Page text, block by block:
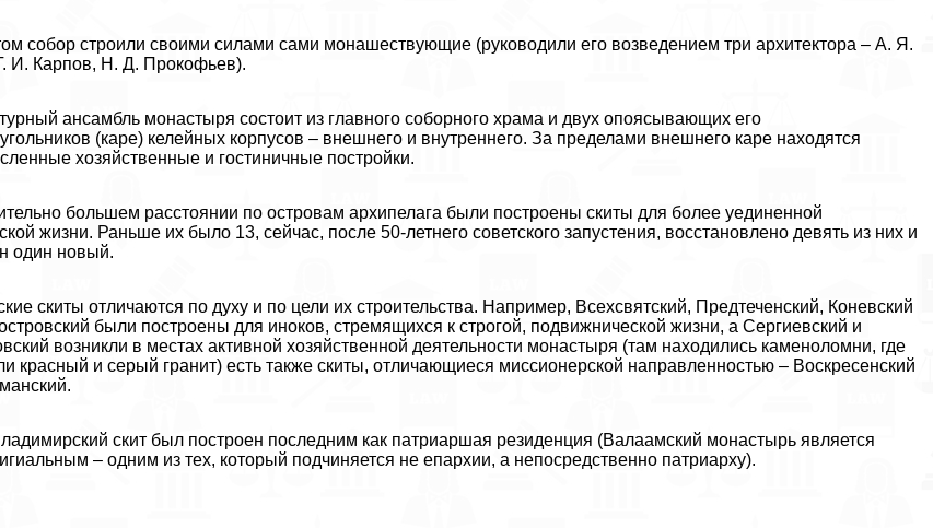
собор строили своими силами сами монашествующие (руководили его возведением три архитектора – А. Я.
И. Карпов, Н. Д. Прокофьев).
ансамбль монастыря состоит из главного соборного храма и двух опоясывающих его
(каре) келейных корпусов – внешнего и внутреннего. За пределами внешнего каре находятся
хозяйственные и гостиничные постройки.
большем расстоянии по островам архипелага были построены скиты для более уединенной
жизни. Раньше их было 13, сейчас, после 50-летнего советского запустения, восстановлено девять из них и
один новый.
скиты отличаются по духу и по цели их строительства. Например, Всехсвятский, Предтеченский, Коневский
были построены для иноков, стремящихся к строгой, подвижнической жизни, а Сергиевский и
возникли в местах активной хозяйственной деятельности монастыря (там находились каменоломни, где
красный и серый гранит) есть также скиты, отличающиеся миссионерской направленностью – Воскресенский
скит был построен последним как патриаршая резиденция (Валаамский монастырь является
– одним из тех, который подчиняется не епархии, а непосредственно патриарху).